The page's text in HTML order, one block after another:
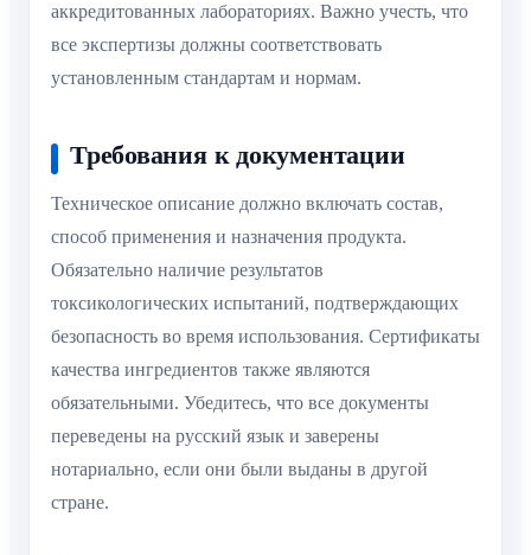
аккредитованных лабораториях. Важно учесть, что
все экспертизы должны соответствовать
установленным стандартам и нормам.
Требования к документации
Техническое описание должно включать состав,
способ применения и назначения продукта.
Обязательно наличие результатов
токсикологических испытаний, подтверждающих
безопасность во время использования. Сертификаты
качества ингредиентов также являются
обязательными. Убедитесь, что все документы
переведены на русский язык и заверены
нотариально, если они были выданы в другой
стране.